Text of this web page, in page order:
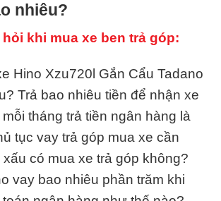
nhiêu?
khi mua xe ben trả góp:
Hino Xzu720l Gắn Cẩu Tadano
Trả bao nhiêu tiền để nhận xe
tháng trả tiền ngân hàng là
tục vay trả góp mua xe cần
có mua xe trả góp không?
vay bao nhiêu phần trăm khi